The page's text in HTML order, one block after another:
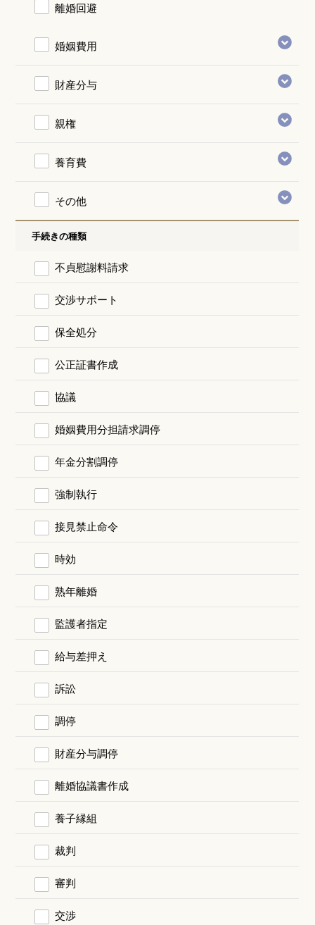
離婚回避
婚姻費用
財産分与
親権
養育費
その他
手続きの種類
不貞慰謝料請求
交渉サポート
保全処分
公正証書作成
協議
婚姻費用分担請求調停
年金分割調停
強制執行
接見禁止命令
時効
熟年離婚
監護者指定
給与差押え
訴訟
調停
財産分与調停
離婚協議書作成
養子縁組
裁判
審判
交渉